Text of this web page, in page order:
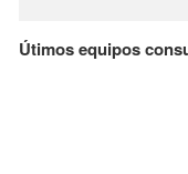
Útimos equipos